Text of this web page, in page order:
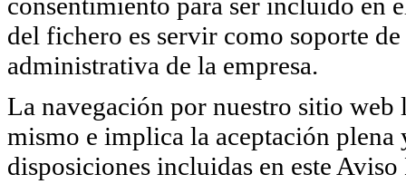
del fichero es servir como soporte
administrativa de la empresa.
La navegación por nuestro sitio
mismo e implica la aceptación plena
disposiciones incluidas en este